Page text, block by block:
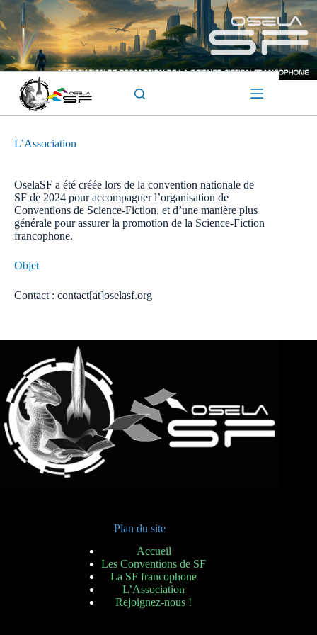
Passer
au
contenu
L’Association
OselaSF a été créée lors de la convention nationale de
SF de 2024 pour accompagner l’organisation de
Conventions de Science-Fiction, et d’une manière plus
générale pour assurer la promotion de la Science-Fiction
francophone.
Objet
Contact : contact[at]oselasf.org
Plan du site
Accueil
Les Conventions de SF
La SF francophone
L’Association
Rejoignez-nous !